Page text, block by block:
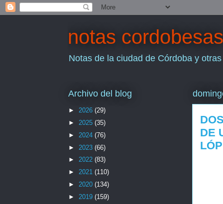
notas cordobesas
Notas de la ciudad de Córdoba y
DE
Archivo del blog
► 2026 (29)
► 2025 (35)
► 2024 (76)
► 2023 (66)
► 2022 (83)
► 2021 (110)
► 2020 (134)
► 2019 (159)